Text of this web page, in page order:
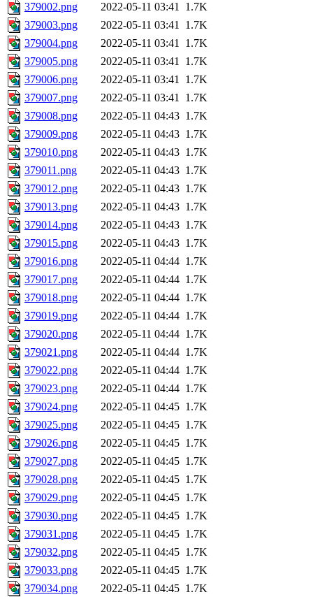
379002.png
2022-05-11 03:41 1.7K
379003.png
2022-05-11 03:41 1.7K
379004.png
2022-05-11 03:41 1.7K
379005.png
2022-05-11 03:41 1.7K
379006.png
2022-05-11 03:41 1.7K
379007.png
2022-05-11 03:41 1.7K
379008.png
2022-05-11 04:43 1.7K
379009.png
2022-05-11 04:43 1.7K
379010.png
2022-05-11 04:43 1.7K
379011.png
2022-05-11 04:43 1.7K
379012.png
2022-05-11 04:43 1.7K
379013.png
2022-05-11 04:43 1.7K
379014.png
2022-05-11 04:43 1.7K
379015.png
2022-05-11 04:43 1.7K
379016.png
2022-05-11 04:44 1.7K
379017.png
2022-05-11 04:44 1.7K
379018.png
2022-05-11 04:44 1.7K
379019.png
2022-05-11 04:44 1.7K
379020.png
2022-05-11 04:44 1.7K
379021.png
2022-05-11 04:44 1.7K
379022.png
2022-05-11 04:44 1.7K
379023.png
2022-05-11 04:44 1.7K
379024.png
2022-05-11 04:45 1.7K
379025.png
2022-05-11 04:45 1.7K
379026.png
2022-05-11 04:45 1.7K
379027.png
2022-05-11 04:45 1.7K
379028.png
2022-05-11 04:45 1.7K
379029.png
2022-05-11 04:45 1.7K
379030.png
2022-05-11 04:45 1.7K
379031.png
2022-05-11 04:45 1.7K
379032.png
2022-05-11 04:45 1.7K
379033.png
2022-05-11 04:45 1.7K
379034.png
2022-05-11 04:45 1.7K